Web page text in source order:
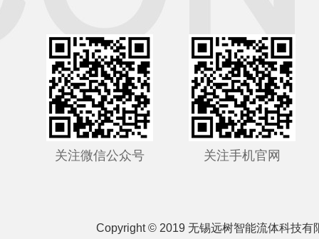
关注微信公众号 关注手机官网
Copyright © 2019 无锡远树智能流体科技